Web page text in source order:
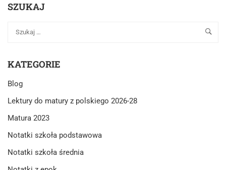
SZUKAJ
KATEGORIE
Blog
Lektury do matury z polskiego 2026-28
Matura 2023
Notatki szkoła podstawowa
Notatki szkoła średnia